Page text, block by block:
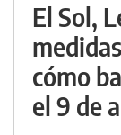
El Sol,
cómo
el 9 de